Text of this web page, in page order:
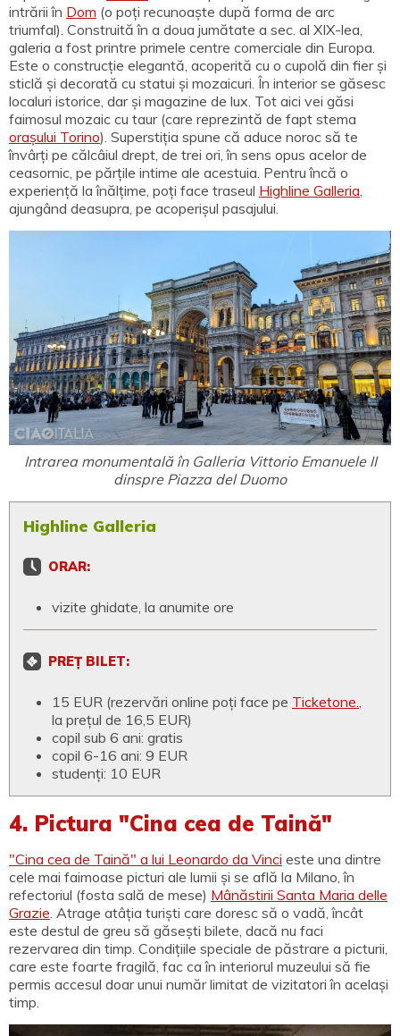
intrării în Dom (o poți recunoaște după forma de arc
triumfal). Construită în a doua jumătate a sec. al XIX-lea,
galeria a fost printre primele centre comerciale din Europa.
Este o construcție elegantă, acoperită cu o cupolă din fier și
sticlă și decorată cu statui și mozaicuri. În interior se găsesc
localuri istorice, dar și magazine de lux. Tot aici vei găsi
faimosul mozaic cu taur (care reprezintă de fapt stema
orașului Torino). Superstiția spune că aduce noroc să te
învârți pe călcâiul drept, de trei ori, în sens opus acelor de
ceasornic, pe părțile intime ale acestuia. Pentru încă o
experiență la înălțime, poți face traseul Highline Galleria
ajungând deasupra, pe acoperișul pasajului.
Intrarea monumentală în Galleria Vittorio Emanuele II
dinspre Piazza del Duomo
Highline Galleria
ORAR:
vizite ghidate, la anumite ore
PREȚ BILET:
15 EUR (rezervări online poți face pe Ticketone.,
la prețul de 16,5 EUR)
copil sub 6 ani: gratis
copil 6-16 ani: 9 EUR
studenți: 10 EUR
4. Pictura "Cina cea de Taină"
"Cina cea de Taină" a lui Leonardo da Vinci este una dintre
cele mai faimoase picturi ale lumii și se află la Milano, în
refectoriul (fosta sală de mese) Mânăstirii Santa Maria delle
Grazie. Atrage atâția turiști care doresc să o vadă, încât
este destul de greu să găsești bilete, dacă nu faci
rezervarea din timp. Condițiile speciale de păstrare a picturii,
care este foarte fragilă, fac ca în interiorul muzeului să fie
permis accesul doar unui număr limitat de vizitatori în același
timp.